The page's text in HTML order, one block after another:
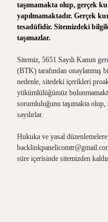
taşımamakta olup, gerçek
yapılmamaktadır. Gerçek
tesadüfidir. Sitemizdeki
taşımazlar.
Sitemiz, 5651 Sayılı Kanun
(BTK) tarafından onaylanmış
nedenle, sitedeki içerikleri
yükümlülüğümüz
sorumluluğunu taşımakta
sayılırlar.
Hukuka ve yasal
süre içerisinde sitemizden